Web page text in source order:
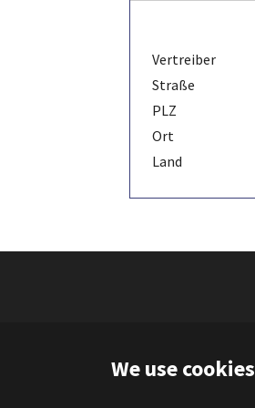
We use cookies
Vertreiber
Straße
PLZ
Ort
Land